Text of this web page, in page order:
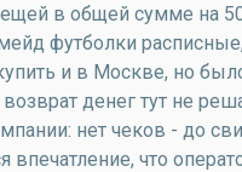
в общей сумме на
футболки
и в Москве, но
денег тут не
нет чеков - до
впечатление, что